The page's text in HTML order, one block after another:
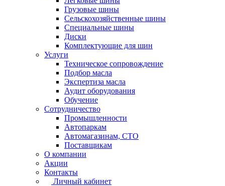
Грузовые шины
Сельскохозяйственные шины
Специальные шины
Диски
Комплектующие для шин
Услуги
Техническое сопровождение
Подбор масла
Экспертиза масла
Аудит оборудования
Обучение
Сотрудничество
Промышленности
Автопаркам
Автомагазинам, СТО
Поставщикам
О компании
Акции
Контакты
Личный кабинет